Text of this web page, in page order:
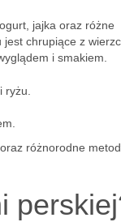
jajka oraz różne
jest chrupiące z
i smakiem.
różnorodne